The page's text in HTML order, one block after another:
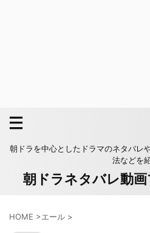
朝ドラを中心としたドラマのネタバレ
法などを
朝ドラネタバレ動
HOME >エール >